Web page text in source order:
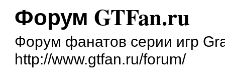
Форум GTFan.ru
Форум фанатов серии игр
http://www.gtfan.ru/forum/